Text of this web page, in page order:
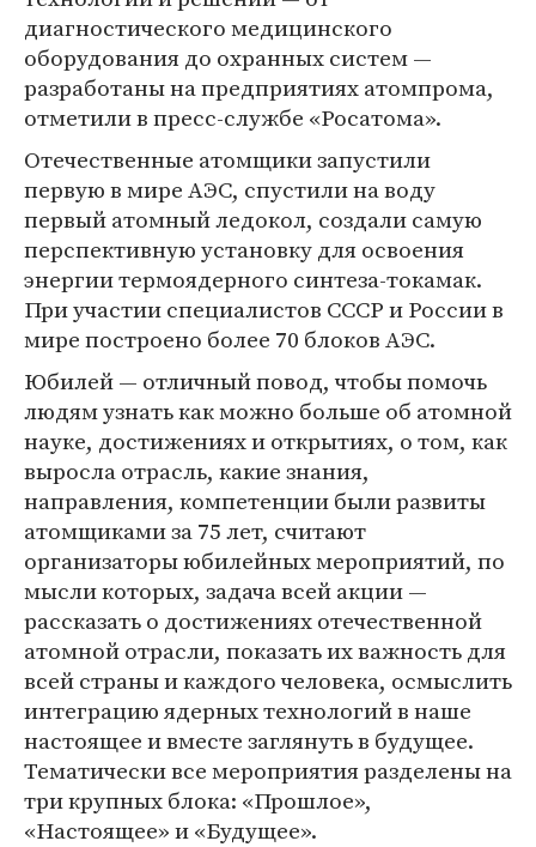
диагностического медицинского
оборудования до охранных систем —
разработаны на предприятиях атомпрома,
отметили в пресс-службе «Росатома».
Отечественные атомщики запустили
первую в мире АЭС, спустили на воду
первый атомный ледокол, создали самую
перспективную установку для освоения
энергии термоядерного синтеза-токамак.
При участии специалистов СССР и России в
мире построено более 70 блоков АЭС.
Юбилей — отличный повод, чтобы помочь
людям узнать как можно больше об атомной
науке, достижениях и открытиях, о том, как
выросла отрасль, какие знания,
направления, компетенции были развиты
атомщиками за 75 лет, считают
организаторы юбилейных мероприятий, по
мысли которых, задача всей акции —
рассказать о достижениях отечественной
атомной отрасли, показать их важность для
всей страны и каждого человека, осмыслить
интеграцию ядерных технологий в наше
настоящее и вместе заглянуть в будущее.
Тематически все мероприятия разделены на
три крупных блока: «Прошлое»,
«Настоящее» и «Будущее».